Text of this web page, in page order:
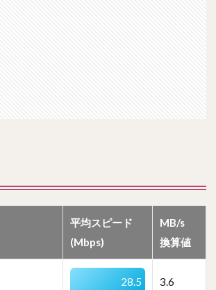
平均スピード
(Mbps)
MB/s
換算値
28.5 3.6